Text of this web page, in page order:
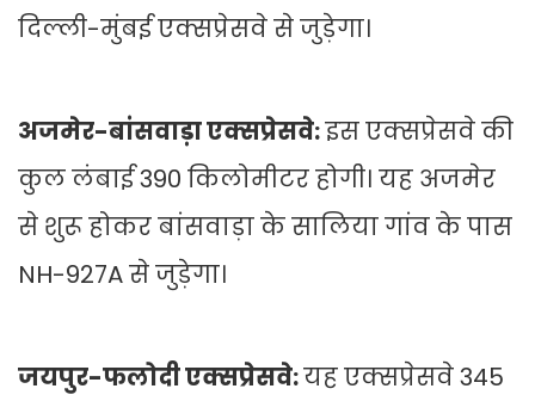
दिल्ली-मुंबई एक्सप्रेसवे से जुड़ेगा।
अजमेर-बांसवाड़ा एक्सप्रेसवे:इस एक्सप्रेसवे की
कुल लंबाई 390 किलोमीटर होगी। यह अजमेर
से शुरू होकर बांसवाड़ा के सालिया गांव के पास
NH-927A से जुड़ेगा।
जयपुर-फलोदी एक्सप्रेसवे:यह एक्सप्रेसवे 345